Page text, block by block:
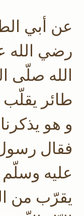
عن أبي
رضي الله
الله صلّى
طائر يقلّب
و هو
فقال
عليه
يقرّب من